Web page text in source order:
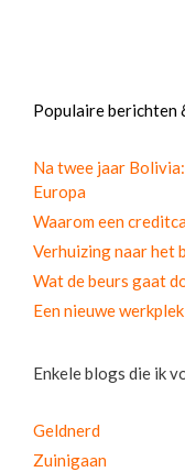
Populaire berichten
Na twee jaar
Europa
Waarom een
Verhuizing naar het
Wat de beurs gaat
Een nieuwe
Enkele blogs die ik
Geldnerd
Zuinigaan